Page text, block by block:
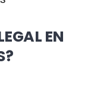
EN